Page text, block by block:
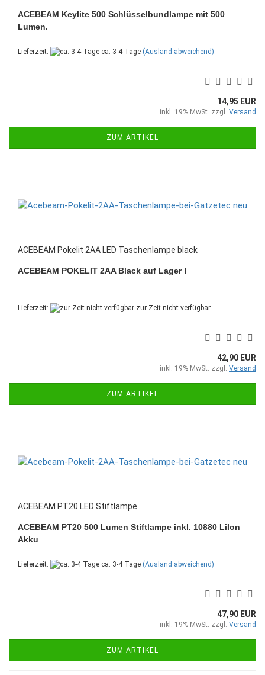
ACEBEAM Keylite 500 Schlüsselbundlampe mit 500
Lumen.
Lieferzeit: ca. 3-4 Tage (Ausland abweichend)
14,95 EUR
inkl. 19% MwSt. zzgl. Versand
ZUM ARTIKEL
ACEBEAM Pokelit 2AA LED Taschenlampe black
ACEBEAM POKELIT 2AA Black auf Lager !
Lieferzeit: zur Zeit nicht verfügbar
42,90 EUR
inkl. 19% MwSt. zzgl. Versand
ZUM ARTIKEL
ACEBEAM PT20 LED Stiftlampe
ACEBEAM PT20 500 Lumen Stiftlampe inkl. 10880 LiIon
Akku
Lieferzeit: ca. 3-4 Tage (Ausland abweichend)
47,90 EUR
inkl. 19% MwSt. zzgl. Versand
ZUM ARTIKEL